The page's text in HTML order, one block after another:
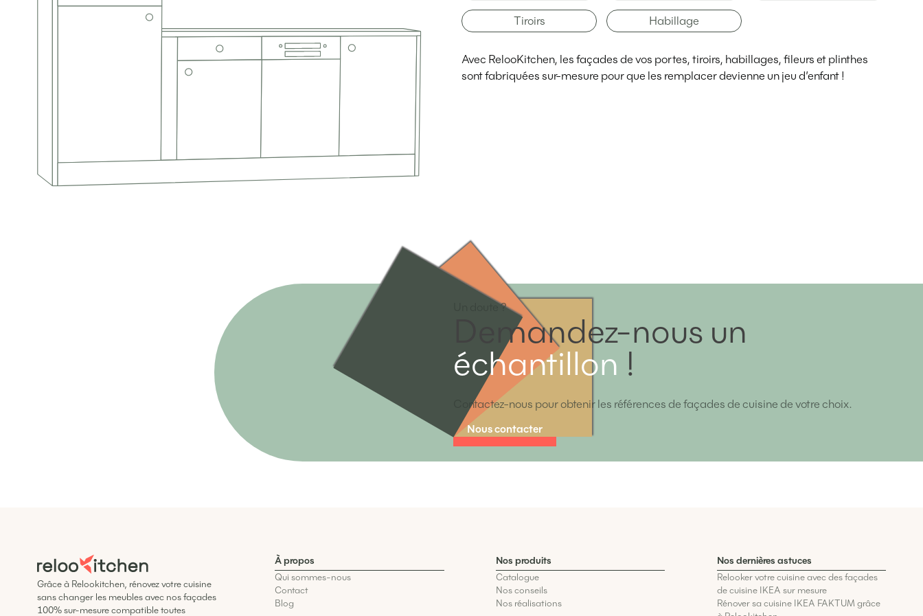
Tiroirs Habillage
Avec RelooKitchen, les façades de vos portes, tiroirs, habillages, fileurs et plinthes
sont fabriquées sur-mesure pour que les remplacer devienne un jeu d’enfant !
Un doute ?
Demandez-nous un
échantillon !
Contactez-nous pour obtenir les références de façades de cuisine de votre choix.
Nous contacter
Grâce à Relookitchen, rénovez votre cuisine
sans changer les meubles avec nos façades
100% sur-mesure compatible toutes
À propos
Qui sommes-nous
Contact
Blog
Nos produits
Catalogue
Nos conseils
Nos réalisations
Nos dernières astuces
Relooker votre cuisine avec des façades
de cuisine IKEA sur mesure
Rénover sa cuisine IKEA FAKTUM grâce